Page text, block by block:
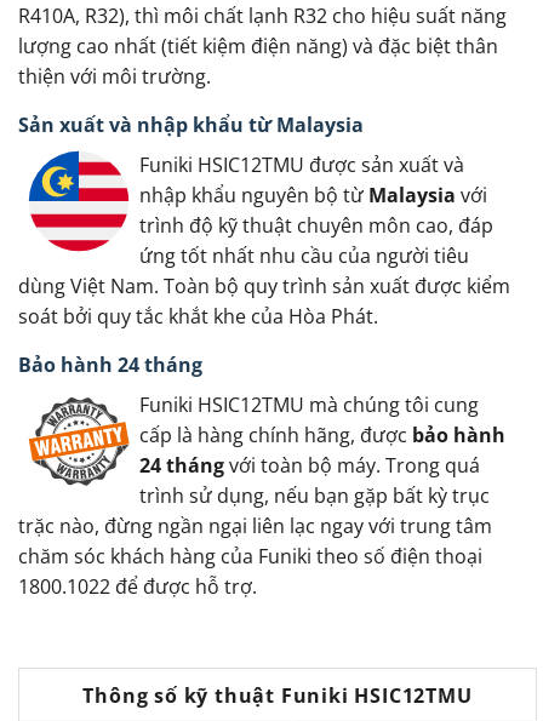
R410A, R32), thì môi chất lạnh R32 cho hiệu suất năng
lượng cao nhất (tiết kiệm điện năng) và đặc biệt thân
thiện với môi trường.
Sản xuất và nhập khẩu từ Malaysia
Funiki HSIC12TMU được sản xuất và
nhập khẩu nguyên bộ từ Malaysia với
trình độ kỹ thuật chuyên môn cao, đáp
ứng tốt nhất nhu cầu của người tiêu
dùng Việt Nam. Toàn bộ quy trình sản xuất được kiểm
soát bởi quy tắc khắt khe của Hòa Phát.
Bảo hành 24 tháng
Funiki HSIC12TMU mà chúng tôi cung
cấp là hàng chính hãng, được bảo hành
24 thángvới toàn bộ máy. Trong quá
trình sử dụng, nếu bạn gặp bất kỳ trục
trặc nào, đừng ngần ngại liên lạc ngay với trung tâm
chăm sóc khách hàng của Funiki theo số điện thoại
1800.1022 để được hỗ trợ.
Thông số kỹ thuật Funiki HSIC12TMU